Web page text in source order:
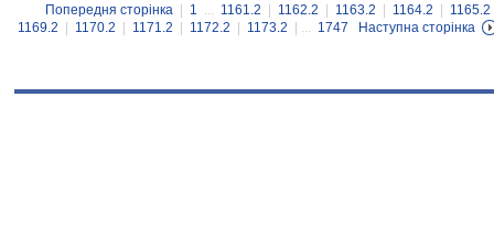
Попередня сторінка 1 ... 1161.2 1162.2 1163.2 1164.2
1165.2
1169.2
1170.2 1171.2 1172.2 1173.2 | ... 1747 Наступна сторінка